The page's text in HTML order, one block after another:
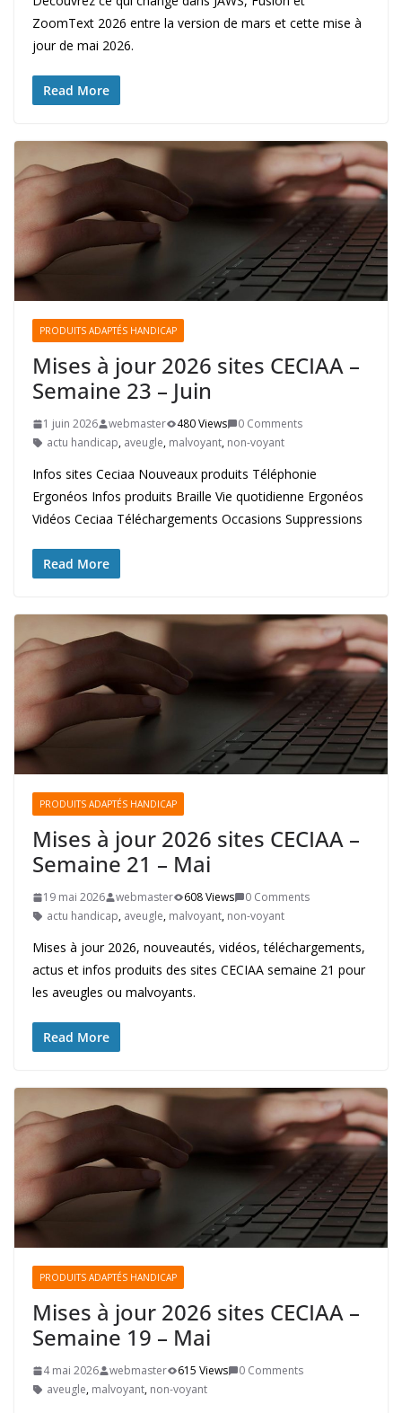
ZoomText 2026 entre la version de mars et cette mise à
jour de mai 2026.
Read More
PRODUITS ADAPTÉS HANDICAP
Mises à jour 2026 sites CECIAA –
Semaine 23 – Juin
1 juin 2026 webmaster 480 Views
0 Comments
actu handicap, aveugle, malvoyant, non-voyant
Infos sites Ceciaa Nouveaux produits Téléphonie
Ergonéos Infos produits Braille Vie quotidienne Ergonéos
Vidéos Ceciaa Téléchargements Occasions Suppressions
Read More
PRODUITS ADAPTÉS HANDICAP
Mises à jour 2026 sites CECIAA –
Semaine 21 – Mai
19 mai 2026 webmaster 608 Views
0 Comments
actu handicap, aveugle, malvoyant, non-voyant
Mises à jour 2026, nouveautés, vidéos, téléchargements,
actus et infos produits des sites CECIAA semaine 21 pour
les aveugles ou malvoyants.
Read More
PRODUITS ADAPTÉS HANDICAP
Mises à jour 2026 sites CECIAA –
Semaine 19 – Mai
4 mai 2026 webmaster 615 Views
0 Comments
aveugle, malvoyant, non-voyant